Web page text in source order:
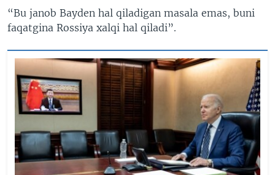
“Bu janob Bayden hal qiladigan masala emas, buni
faqatgina Rossiya xalqi hal qiladi”.